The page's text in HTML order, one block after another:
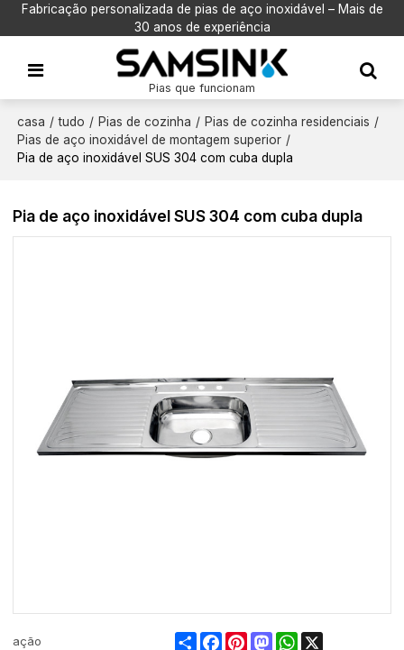
Fabricação personalizada de pias de aço inoxidável – Mais de
30 anos de experiência
Pias que funcionam
casa / tudo / Pias de cozinha / Pias de cozinha residenciais /
Pias de aço inoxidável de montagem superior /
Pia de aço inoxidável SUS 304 com cuba dupla
Pia de aço inoxidável SUS 304 com cuba dupla
ação ShareFacebookPinterestMastodonWhatsApp